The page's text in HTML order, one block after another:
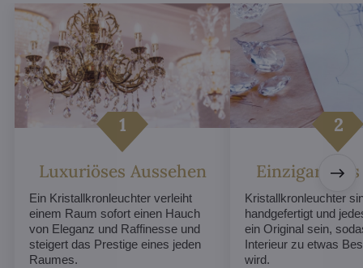
Luxuriöses Aussehen
Ein Kristallkronleuchter verleiht
einem Raum sofort einen Hauch
von Eleganz und Raffinesse und
steigert das Prestige eines jeden
Raumes.
Kristallkronleuchter
handgefertigt und
ein Original sein,
Interieur zu etwas
wird.